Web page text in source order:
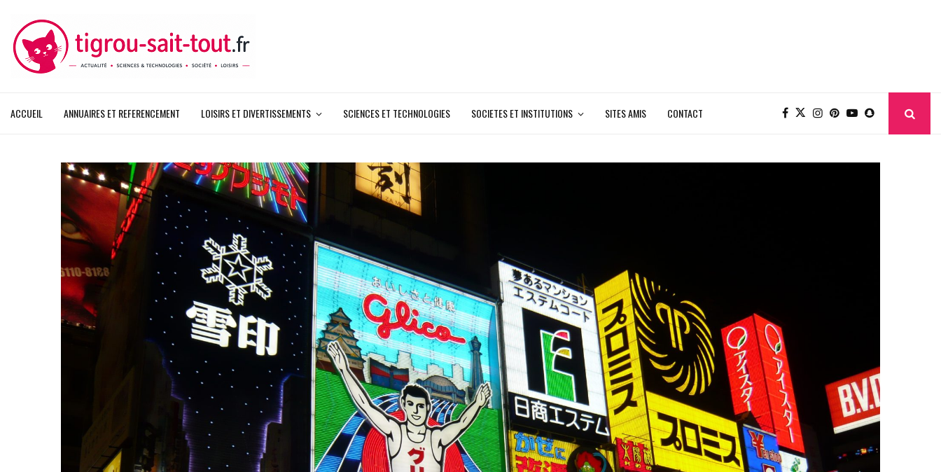
ACCUEIL ANNUAIRES ET REFERENCEMENT LOISIRS ET DIVERTISSEMENTS SCIENCES ET TECHNOLOGIES SOCIETES ET INSTITUTIONS SITES AMIS CONTACT